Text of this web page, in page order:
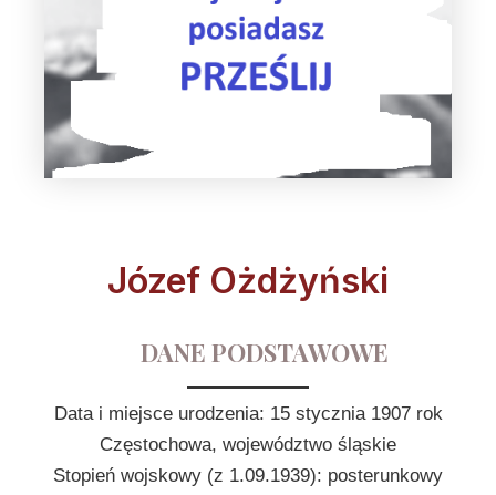
Józef Ożdżyński
DANE PODSTAWOWE
Data i miejsce urodzenia: 15 stycznia 1907 rok
Częstochowa, województwo śląskie
Stopień wojskowy (z 1.09.1939): posterunkowy